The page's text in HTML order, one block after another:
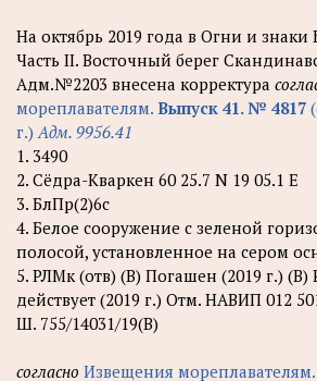
На октябрь 2019 года в Огни и знаки
Часть II. Восточный берег
Адм.№2203 внесена корректура
мореплавателям. Выпуск 41. № 4817
г.) Адм. 9956.41
1. 3490
2. Сёдра-Кваркен 60 25.7 N 19 05.1 Е
3. БлПр(2)6с
4. Белое сооружение с зеленой
полосой, установленное на сером
5. РЛМк (отв) (В) Погашен (2019 г.) (В)
действует (2019 г.) Отм. НАВИП 012
Ш. 755/14031/19(В)
согласно Извещения мореплавателям.